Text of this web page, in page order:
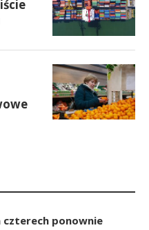
czterech ponownie